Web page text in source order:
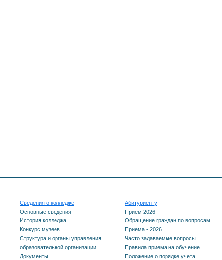
Сведения о колледже
Основные сведения
История колледжа
Конкурс музеев
Структура и органы управления
образовательной организации
Документы
Абитуриенту
Прием 2026
Обращение граждан по вопросам
Приема - 2026
Часто задаваемые вопросы
Правила приема на обучение
Положение о порядке учета